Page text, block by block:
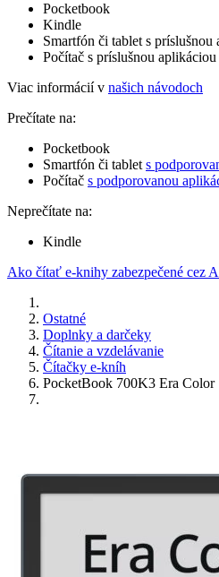
Pocketbook
Kindle
Smartfón či tablet s príslušnou
Počítač s príslušnou aplikáciou
Viac informácií v našich návodoch
Prečítate na:
Pocketbook
Smartfón či tablet s
Počítač s podporovanou
Neprečítate na:
Kindle
Ako čítať e-knihy zabezpečené cez
Ostatné
Doplnky a darčeky
Čítanie a vzdelávanie
Čítačky e-kníh
PocketBook 700K3 Era Color